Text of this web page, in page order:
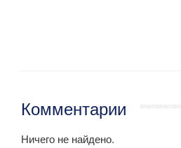
Комментарии
Ничего не найдено.